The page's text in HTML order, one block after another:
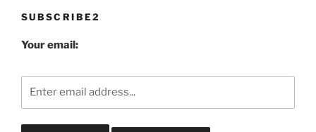
SUBSCRIBE2
Your email: